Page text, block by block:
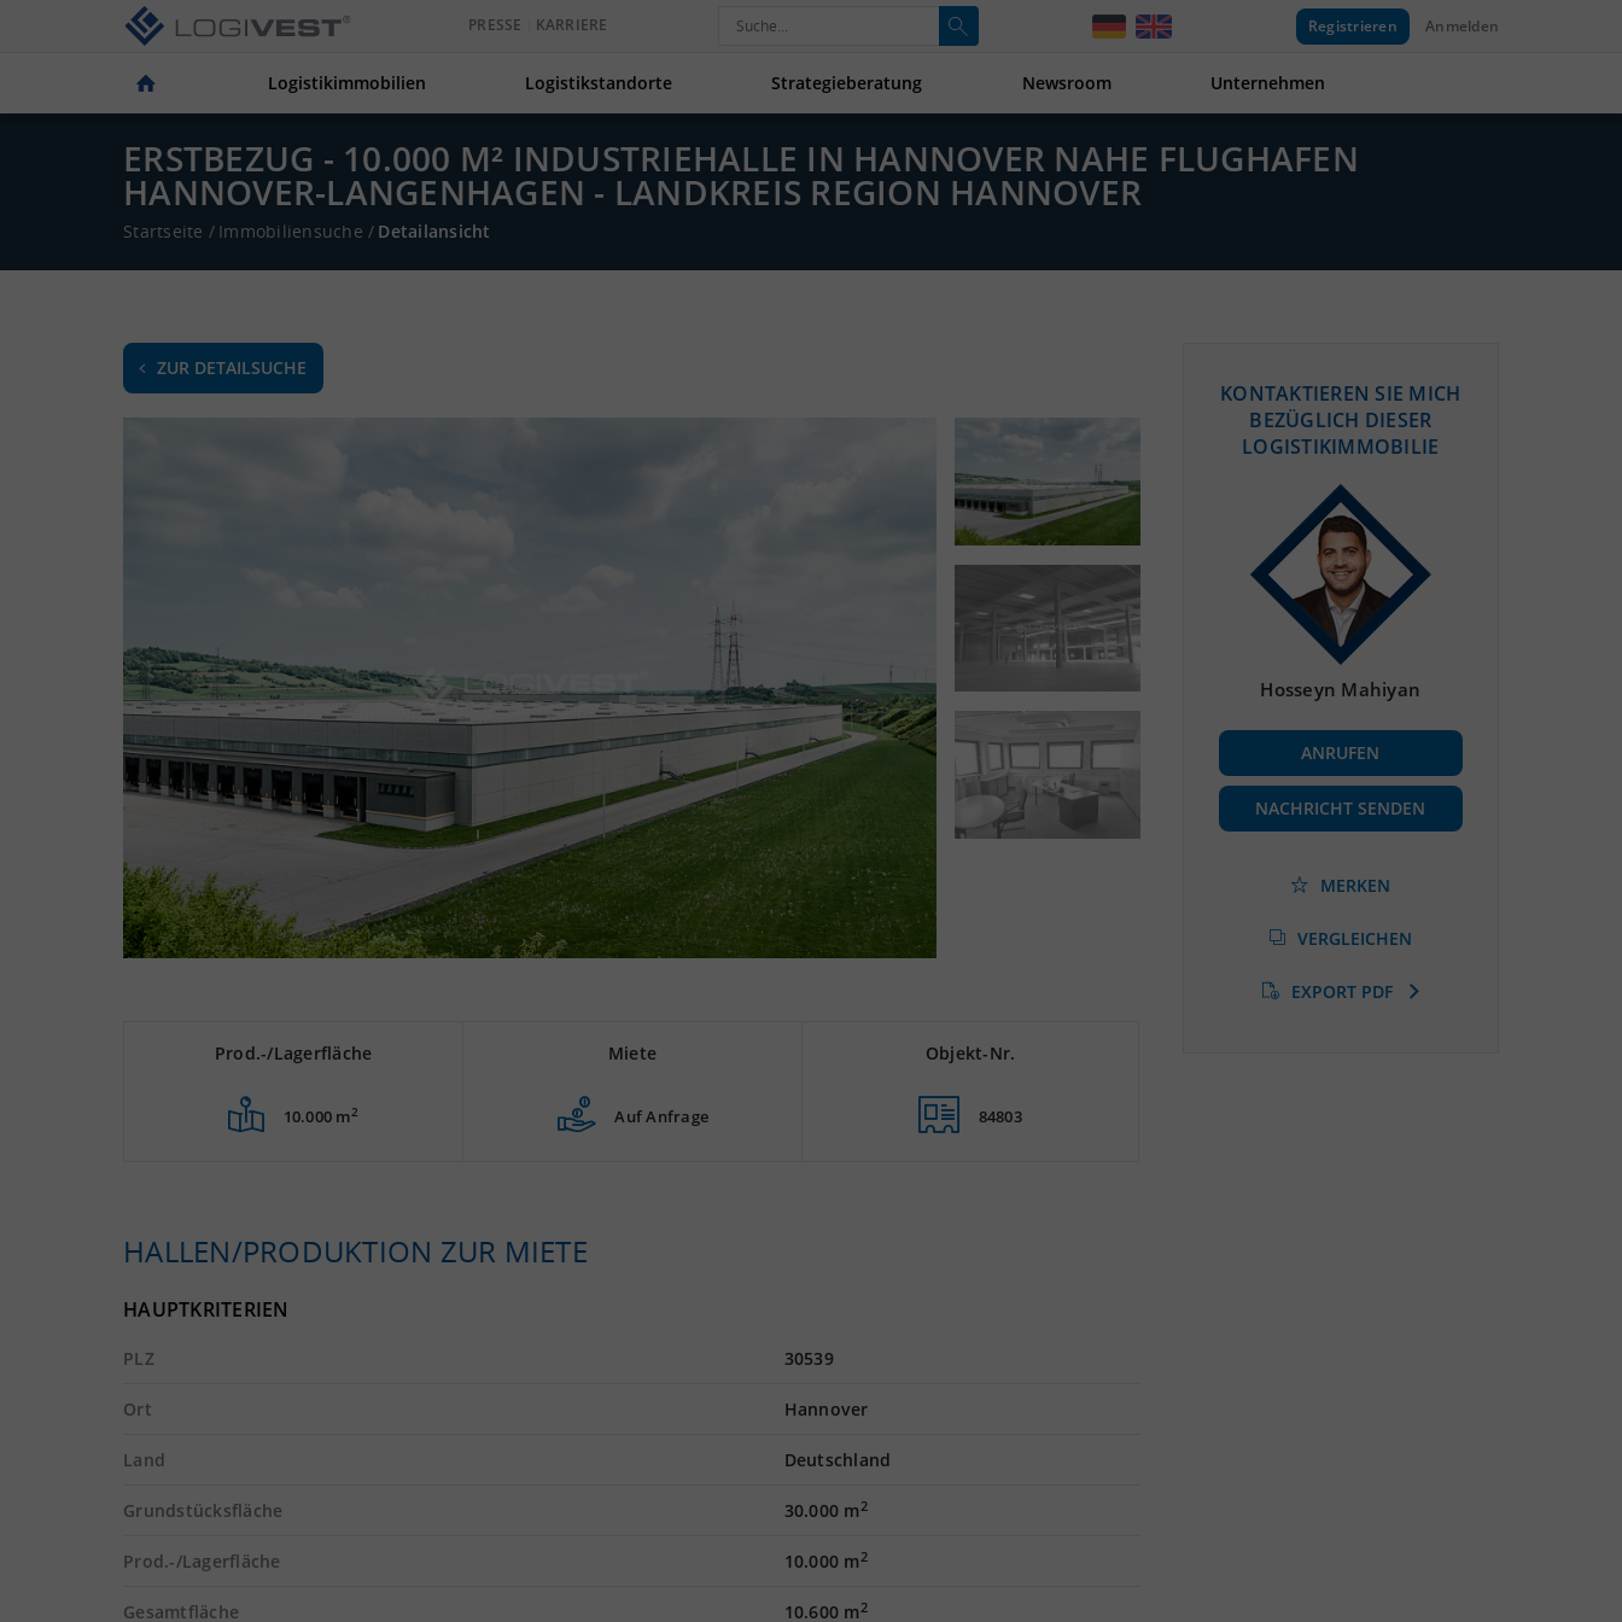
PRESSE KARRIERE Registrieren Anmelden
Logistikimmobilien Logistikstandorte Strategieberatung Newsroom Unternehmen
ERSTBEZUG - 10.000 M² INDUSTRIEHALLE IN HANNOVER NAHE FLUGHAFEN
HANNOVER-LANGENHAGEN - LANDKREIS REGION HANNOVER
Startseite / Immobiliensuche / Detailansicht
ZUR DETAILSUCHE
Prod.-/Lagerfläche
10.000 m2
Miete
Auf Anfrage
Objekt-Nr.
84803
HALLEN/PRODUKTION ZUR MIETE
HAUPTKRITERIEN
PLZ 30539
Ort Hannover
Land Deutschland
Grundstücksfläche 30.000 m2
Prod.-/Lagerfläche 10.000 m2
Gesamtfläche 10.600 m2
KONTAKTIEREN SIE MICH
BEZÜGLICH DIESER
LOGISTIKIMMOBILIE
Hosseyn Mahiyan
ANRUFEN
NACHRICHT SENDEN
MERKEN
VERGLEICHEN
EXPORT PDF